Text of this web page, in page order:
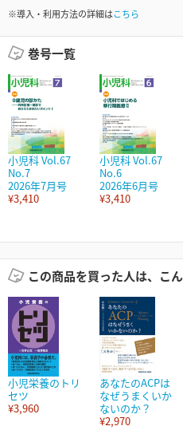
※導入・利用方法の詳細はこちら
巻号一覧
小児科 Vol.67
No.7
2026年7月号
¥3,410
小児科 Vol.67
No.6
2026年6月号
¥3,410
この商品を買った人は、こ
小児栄養のトリ
セツ
¥3,960
あなたのACPは
なぜうまくいか
ないのか？
¥2,970